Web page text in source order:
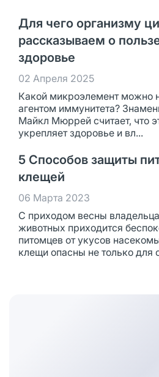
Для чего организму
рассказываем о
здоровье
02 Апреля 2025
Какой микроэлемент можно
агентом иммунитета?
Майкл Мюррей считает, что
укрепляет здоровье и вл...
5 Способов защиты
клещей
06 Марта 2023
С приходом весны
животных приходится
питомцев от укусов
клещи опасны не только для